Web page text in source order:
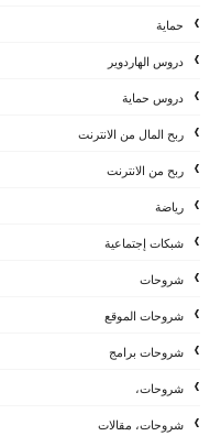
حماية
دروس الهاردوير
دروس حماية
ربح المال من الانترنت
ربح من الانترنت
رياضة
شبكات إجتماعية
شروحات
شروحات الموقع
شروحات برامج
شروحات،
شروحات، مقالات